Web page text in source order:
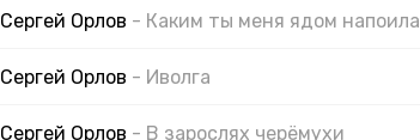
Сергей Орлов - Каким ты меня ядом напоила
Сергей Орлов - Иволга
Сергей Орлов - В зарослях черёмухи